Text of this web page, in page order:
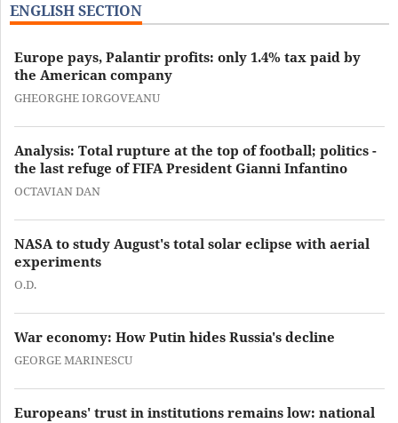
ENGLISH SECTION
Europe pays, Palantir profits: only 1.4% tax paid by
the American company
GHEORGHE IORGOVEANU
Analysis: Total rupture at the top of football; politics -
the last refuge of FIFA President Gianni Infantino
OCTAVIAN DAN
NASA to study August's total solar eclipse with aerial
experiments
O.D.
War economy: How Putin hides Russia's decline
GEORGE MARINESCU
Europeans' trust in institutions remains low: national